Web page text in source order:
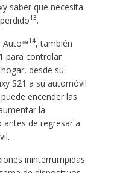
saber que necesita
13.
Auto™14, también
para controlar
desde su
S21 a su automóvil
encender las
la
de regresar a
ininterrumpidas